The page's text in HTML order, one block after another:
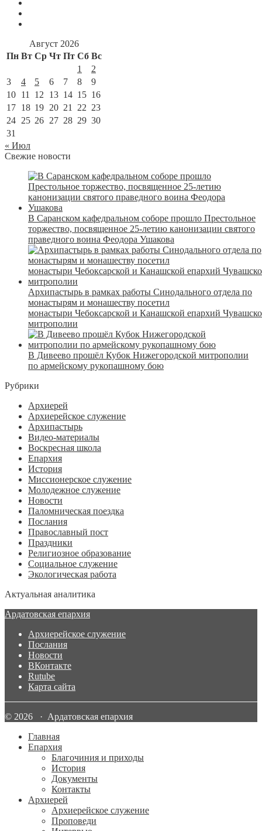
Август 2026
Пн Вт Ср Чт Пт Сб Вс
1
2
3
4 5 6 7 8
9
10 11 12 13 14 15 16
17 18 19 20 21 22 23
24 25 26 27 28 29 30
31
« Июл
Свежие новости
В Саранском кафедральном соборе прошло Престольное
торжество, посвященное 25-летию канонизации святого
праведного воина Феодора Ушакова
Архипастырь в рамках работы Синодального отдела по
монастырям и монашеству посетил
монастыри Чебоксарской и Канашской епархий
митрополии
В Дивеево прошёл Кубок Нижегородской митрополии
по армейскому рукопашному бою
Рубрики
Архиерей
Архиерейское служение
Архипастырь
Видео-материалы
Воскресная школа
Епархия
История
Миссионерское служение
Молодежное служение
Новости
Паломническая поездка
Послания
Православный пост
Праздники
Религиозное образование
Социальное служение
Экологическая работа
Актуальная аналитика
Ардатовская епархия
Архиерейское служение
Послания
Новости
ВКонтакте
Rutube
Карта сайта
© 2026 · Ардатовская епархия
Главная
Епархия
Благочиния и приходы
История
Документы
Контакты
Архиерей
Архиерейское служение
Проповеди